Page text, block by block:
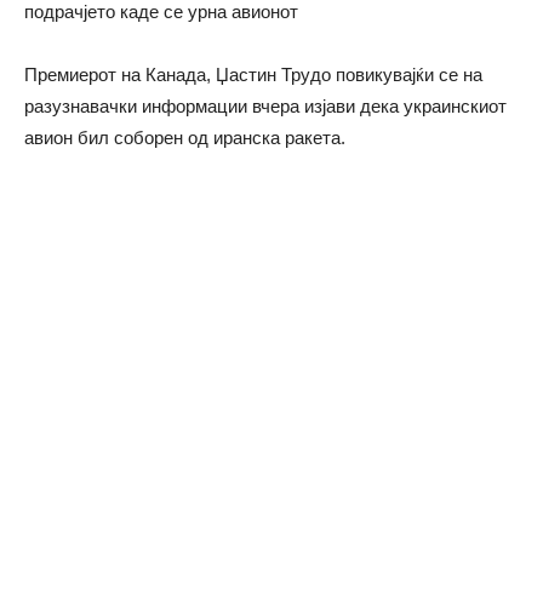
подрачјето каде се урна авионот
Премиерот на Канада, Џастин Трудо повикувајќи се на
разузнавачки информации вчера изјави дека украинскиот
авион бил соборен од иранска ракета.